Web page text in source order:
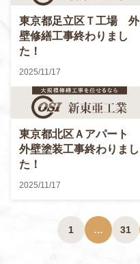
東京都足立区Ｔ工場 外
壁修繕工事終わりまし
た！
2025/11/17
東京都北区Ａアパート
外壁塗装工事終わりまし
た！
2025/11/17
1 … 31